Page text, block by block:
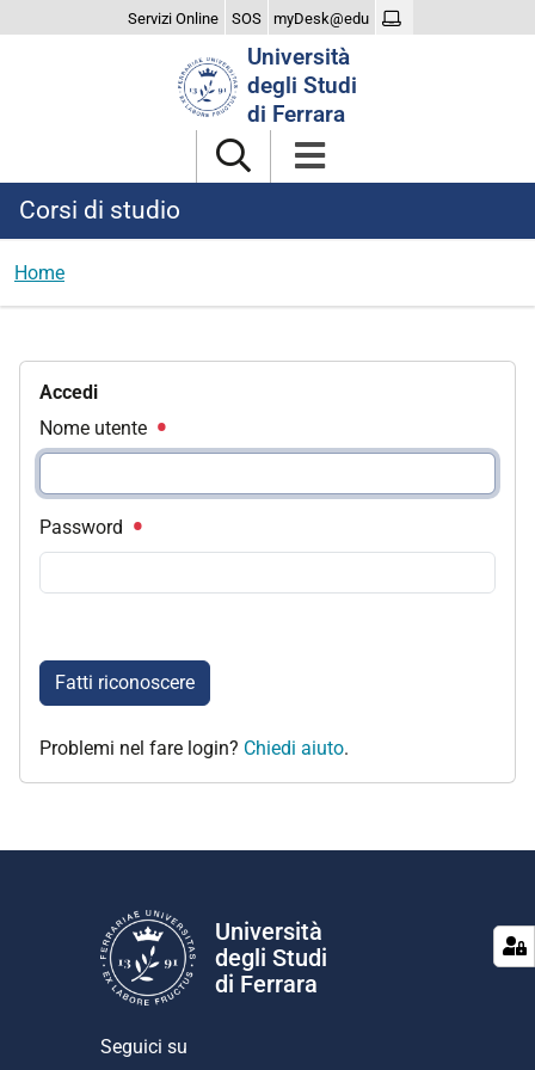
Servizi Online SOS myDesk@edu
Università
degli Studi
di Ferrara
Corsi di studio
Home
Accedi
Nome utente
Password
Fatti riconoscere
Problemi nel fare login? Chiedi aiuto.
Università
degli Studi
di Ferrara
Seguici su